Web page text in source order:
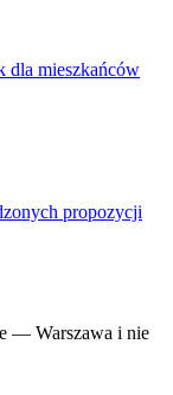
dla mieszkańców
propozycji
— Warszawa i nie